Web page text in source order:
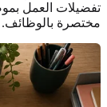
مختصرة بالوظائف.